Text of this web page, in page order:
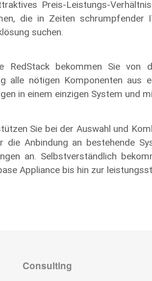
Preis-Leistungs-
die in Zeiten
suchen.
RedStack bekommen Sie
alle nötigen Komponenten aus
in einem einzigen System und
Sie bei der Auswahl und
die Anbindung an bestehende
an. Selbstverständlich
Appliance bis hin zur
Consulting